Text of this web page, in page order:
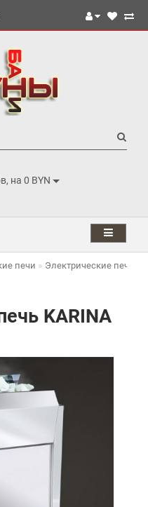
на 0 BYN
печи Электрические печи
KARINA